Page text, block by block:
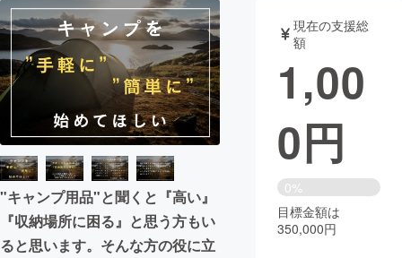
テクノロジー・ガジェット
映像・映画 書籍・雑誌
ビジネス・起業 チャレンジ
まちづくり・地域活性化
CAMPFIRE for Social Good
CAMPFIRE Creation
"キャンプ用品"と聞くと『高い』
『収納場所に困る』と思う方もい
ると思います。そんな方の役に立
現在の支援総
額
1,00
0円
0%
目標金額は
350,000円